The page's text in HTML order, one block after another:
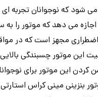
می شود که نوجوانان
می دهد که موتور را
مجهز است که در
این موتور چسبندگی
این موتور برای